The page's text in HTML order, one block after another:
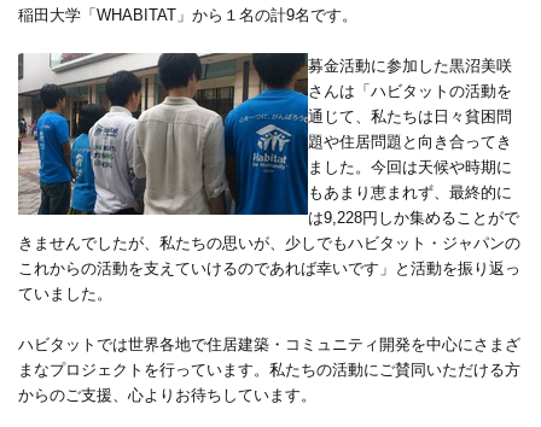
稲田大学「WHABITAT」から１名の計9名です。
募金活動に参加した黒沼美咲
さんは「ハビタットの活動を
通じて、私たちは日々貧困問
題や住居問題と向き合ってき
ました。今回は天候や時期に
もあまり恵まれず、最終的に
は9,228円しか集めることがで
きませんでしたが、私たちの思いが、少しでもハビタット・ジャパンの
これからの活動を支えていけるのであれば幸いです」と活動を振り返っ
ていました。
ハビタットでは世界各地で住居建築・コミュニティ開発を中心にさまざ
まなプロジェクトを行っています。私たちの活動にご賛同いただける方
からのご支援、心よりお待ちしています。